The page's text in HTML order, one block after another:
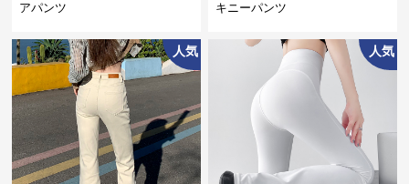
アパンツ
キニーパンツ
人気 人気